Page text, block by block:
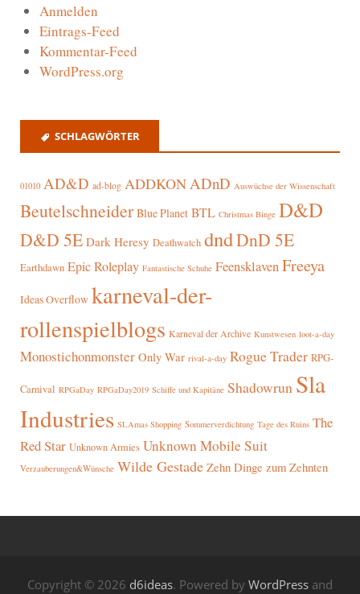
Anmelden
Eintrags-Feed
Kommentar-Feed
WordPress.org
SCHLAGWÖRTER
01010 AD&D ad-blog ADDKONADnD Auswüchse der Wissenschaft
Beutelschneider Blue Planet BTL Christmas Binge D&D
D&D 5E Dark Heresy Deathwatch dndDnD 5E
Earthdawn Epic Roleplay Fantastische Schuhe FeensklavenFreeya
Ideas Overflow karneval-der-
rollenspielblogs Karneval der Archive Kunstwesen loot-a-day
Monostichonmonster Only War rival-a-day Rogue Trader RPG-
Carnival RPGaDay RPGaDay2019 Schiffe und Kapitäne Shadowrun Sla
Industries SLAmas Shopping Sommerverdichtung Tage des Ruins The
Red Star Unknown Armies Unknown Mobile Suit
Verzauberungen&Wünsche Wilde Gestade Zehn Dinge zum Zehnten
Copyright © 2026 d6ideas. Powered by WordPress and